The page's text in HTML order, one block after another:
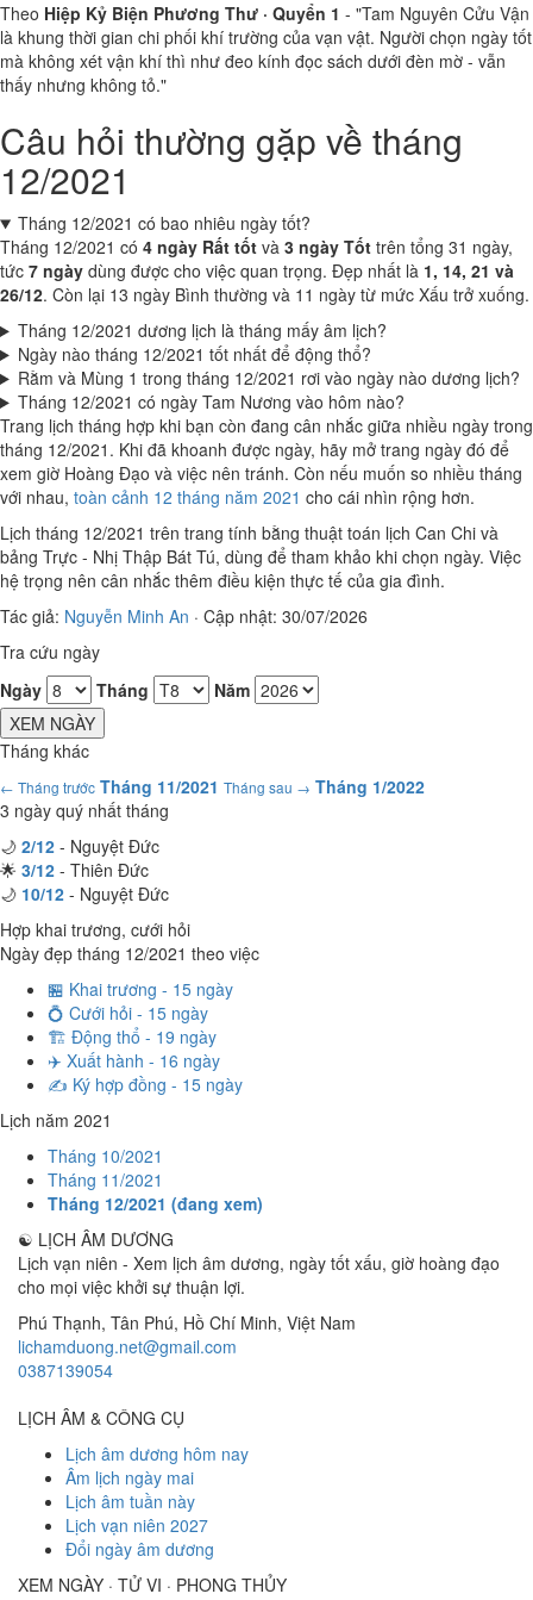
Theo Hiệp Kỷ Biện Phương Thư · Quyển 1 - "Tam Nguyên Cửu Vận
là khung thời gian chi phối khí trường của vạn vật. Người chọn ngày tốt
mà không xét vận khí thì như đeo kính đọc sách dưới đèn mờ - vẫn
thấy nhưng không tỏ."
Câu hỏi thường gặp về tháng
12/2021
Tháng 12/2021 có bao nhiêu ngày tốt?
Tháng 12/2021 có 4 ngày Rất tốt và 3 ngày Tốt trên tổng 31 ngày,
tức 7 ngày dùng được cho việc quan trọng. Đẹp nhất là 1, 14, 21 và
26/12. Còn lại 13 ngày Bình thường và 11 ngày từ mức Xấu trở xuống.
Tháng 12/2021 dương lịch là tháng mấy âm lịch?
Ngày nào tháng 12/2021 tốt nhất để động thổ?
Rằm và Mùng 1 trong tháng 12/2021 rơi vào ngày nào dương lịch?
Tháng 12/2021 có ngày Tam Nương vào hôm nào?
Trang lịch tháng hợp khi bạn còn đang cân nhắc giữa nhiều ngày trong
tháng 12/2021. Khi đã khoanh được ngày, hãy mở trang ngày đó để
xem giờ Hoàng Đạo và việc nên tránh. Còn nếu muốn so nhiều tháng
với nhau, toàn cảnh 12 tháng năm 2021 cho cái nhìn rộng hơn.
Lịch tháng 12/2021 trên trang tính bằng thuật toán lịch Can Chi và
bảng Trực - Nhị Thập Bát Tú, dùng để tham khảo khi chọn ngày. Việc
hệ trọng nên cân nhắc thêm điều kiện thực tế của gia đình.
Tác giả: Nguyễn Minh An · Cập nhật: 30/07/2026
Tra cứu ngày
Ngày
Tháng
Năm
XEM NGÀY
Tháng khác
← Tháng trước Tháng 11/2021 Tháng sau → Tháng 1/2022
3 ngày quý nhất tháng
🌙 2/12 - Nguyệt Đức
🌟 3/12 - Thiên Đức
🌙 10/12 - Nguyệt Đức
Hợp khai trương, cưới hỏi
Ngày đẹp tháng 12/2021 theo việc
🏪 Khai trương - 15 ngày
💍 Cưới hỏi - 15 ngày
🏗️ Động thổ - 19 ngày
✈️ Xuất hành - 16 ngày
✍️ Ký hợp đồng - 15 ngày
Lịch năm 2021
Tháng 10/2021
Tháng 11/2021
Tháng 12/2021 (đang xem)
☯ LỊCH ÂM DƯƠNG
Lịch vạn niên - Xem lịch âm dương, ngày tốt xấu, giờ hoàng đạo
cho mọi việc khởi sự thuận lợi.
Phú Thạnh, Tân Phú, Hồ Chí Minh, Việt Nam
lichamduong.net@gmail.com
0387139054
LỊCH ÂM & CÔNG CỤ
Lịch âm dương hôm nay
Âm lịch ngày mai
Lịch âm tuần này
Lịch vạn niên 2027
Đổi ngày âm dương
XEM NGÀY · TỬ VI · PHONG THỦY